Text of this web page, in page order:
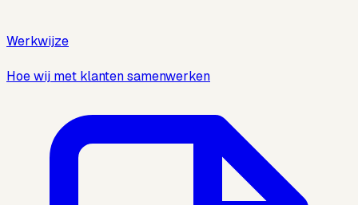
Werkwijze
Hoe wij met klanten samenwerken